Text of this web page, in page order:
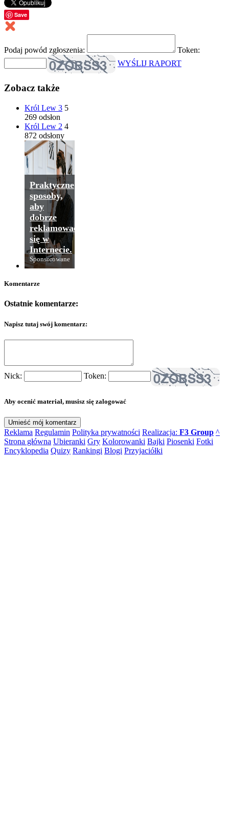
Save
Podaj powód zgłoszenia:
Token:
WYŚLIJ RAPORT
Zobacz także
Król Lew 3 5
269 odsłon
Król Lew 2 4
872 odsłony
Praktyczne
sposoby,
aby
dobrze
reklamować
się w
Internecie.
Sponsorowane
Komentarze
Ostatnie komentarze:
Napisz tutaj swój komentarz:
Nick: Token:
Aby ocenić materiał, musisz się zalogować
Reklama Regulamin Polityka prywatności Realizacja: F3 Group ^
Strona główna Ubieranki Gry Kolorowanki Bajki Piosenki Fotki
Encyklopedia Quizy Rankingi Blogi Przyjaciółki